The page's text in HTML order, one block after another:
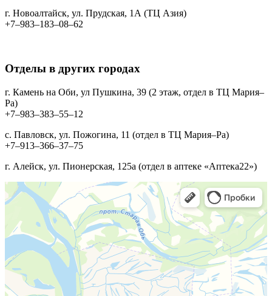
г. Новоалтайск, ул. Прудская, 1А (ТЦ Азия)
+7‒983‒183‒08‒62
Отделы в других городах
г. Камень на Оби, ул Пушкина, 39 (2 этаж, отдел в ТЦ Мария–
Ра)
+7‒983‒383‒55‒12
с. Павловск, ул. Пожогина, 11 (отдел в ТЦ Мария–Ра)
+7‒913‒366‒37‒75
г. Алейск, ул. Пионерская, 125а (отдел в аптеке «Аптека22»)